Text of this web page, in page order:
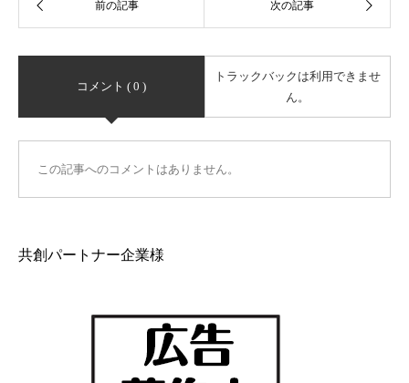
コメント ( 0 )
トラックバックは利用できませ
ん。
この記事へのコメントはありません。
共創パートナー企業様